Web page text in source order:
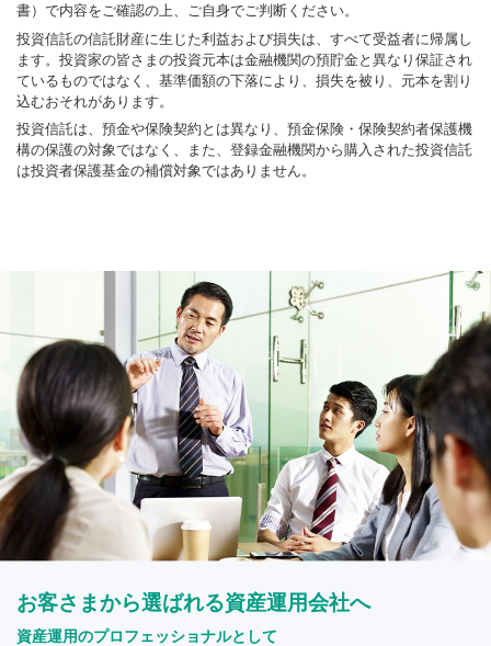
書）で内容をご確認の上、ご自身でご判断ください。
投資信託の信託財産に生じた利益および損失は、すべて受益者に帰属し
ます。投資家の皆さまの投資元本は金融機関の預貯金と異なり保証され
ているものではなく、基準価額の下落により、損失を被り、元本を割り
込むおそれがあります。
投資信託は、預金や保険契約とは異なり、預金保険・保険契約者保護機
構の保護の対象ではなく、また、登録金融機関から購入された投資信託
は投資者保護基金の補償対象ではありません。
お客さまから選ばれる資産運用会社へ
資産運用のプロフェッショナルとして